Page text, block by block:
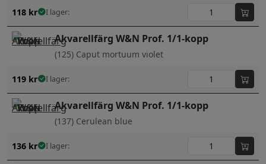
118 kr I lager:
Akvarellfärg W&N Prof. 1/1-kopp
(125) Caput mortuum violet
119 kr I lager:
Akvarellfärg W&N Prof. 1/1-kopp
(137) Cerulean blue
136 kr I lager: